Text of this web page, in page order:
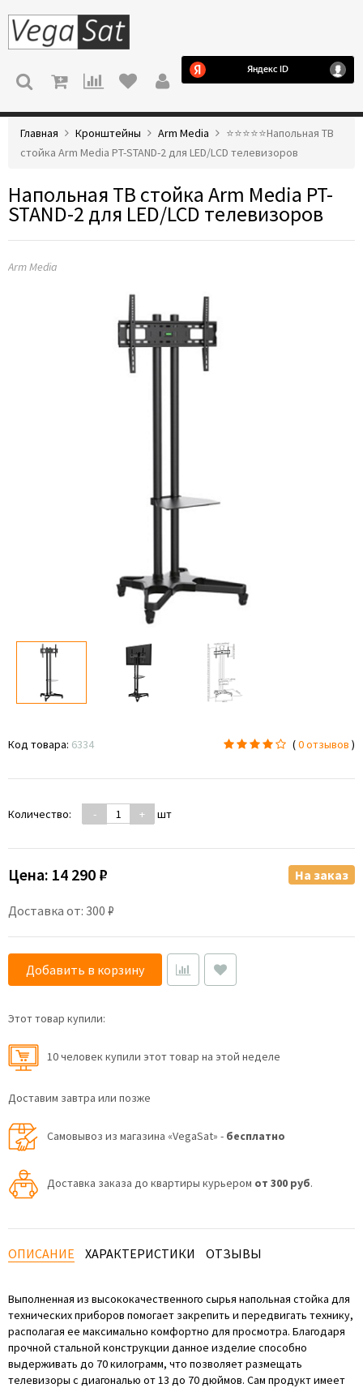
МЕНЮ
Главная Кронштейны Arm Media
⭐️⭐️⭐️⭐️⭐️Напольная ТВ
стойка Arm Media PT-STAND-2 для LED/LCD телевизоров
Напольная ТВ стойка Arm Media PT-
STAND-2 для LED/LCD телевизоров
Arm Media
Код товара: 6334 (0 отзывов )
Количество: - + шт
Цена: 14 290 ₽
Доставка от: 300 ₽
На заказ
Добавить в корзину
Этот товар купили:
10 человек купили этот товар на этой неделе
Доставим завтра или позже
Самовывоз из магазина «VegaSat» - бесплатно
Доставка заказа до квартиры курьером от 300 руб.
ОПИСАНИЕ ХАРАКТЕРИСТИКИ ОТЗЫВЫ
Выполненная из высококачественного сырья напольная стойка для
технических приборов помогает закрепить и передвигать технику,
располагая ее максимально комфортно для просмотра. Благодаря
прочной стальной конструкции данное изделие способно
выдерживать до 70 килограмм, что позволяет размещать
телевизоры с диагональю от 13 до 70 дюймов. Сам продукт имеет